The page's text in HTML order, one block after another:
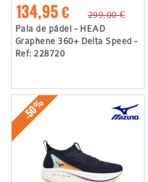
134,95 €
299,00 €
Pala de pádel - HEAD
Graphene 360+ Delta Speed -
Ref: 228720
-50%